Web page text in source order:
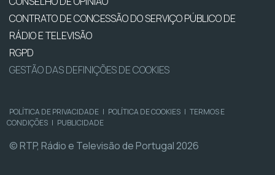
CONTRATO DE CONCESSÃO DO SERVIÇO PÚBLICO DE
RÁDIO E TELEVISÃO
RGPD
GESTÃO DAS DEFINIÇÕES DE COOKIES
POLÍTICA DE PRIVACIDADE | POLÍTICA DE COOKIES | TERMOS E
CONDIÇÕES | PUBLICIDADE
© RTP, Rádio e Televisão de Portugal 2026